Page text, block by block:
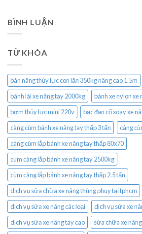
BÌNH LUẬN
TỪ KHÓA
bàn nâng thủy lực con lăn 350kg nâng cao 1.5m
bánh lái xe nâng tay 2000kg
bánh xe nylon xe
bơm thủy lực mini 220v
bạc đạn cổ xoay xe
càng cùm bánh xe nâng tay thấp 3 tấn
càng
càng cùm lắp bánh xe nâng tay thấp 80x70
cùm càng lắp bánh xe nâng tay 2500kg
cùm càng lắp bánh xe nâng tay thấp 2.5 tấn
dịch vụ sửa chữa xe nâng thùng phuy tại tphcm
dịch vụ sửa xe nâng các loại
dịch vụ sửa xe
dịch vụ sửa xe nâng tay cao
sửa chữa xe